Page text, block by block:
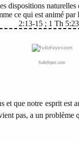
dispositions
ce qui est animé
2:13-15 ; 1 Th
fullofeyes.com
et que notre esprit
pas, a un problème